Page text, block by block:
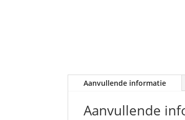
Aanvullende informatie
Aanvullende